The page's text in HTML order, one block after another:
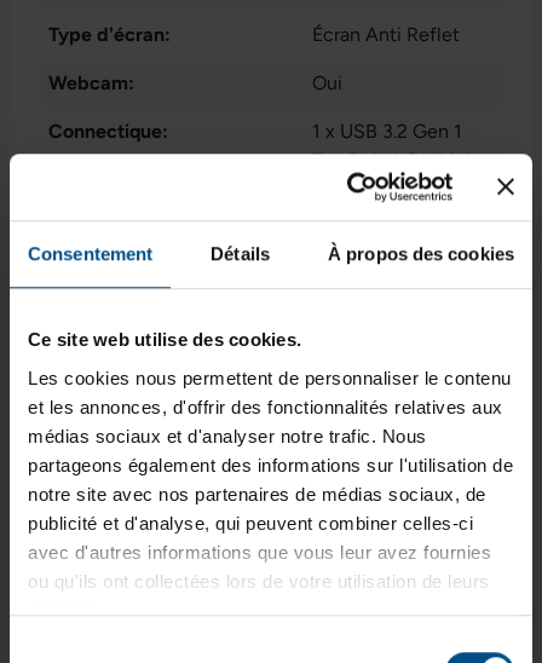
Consentement Détails À propos des cookies
Ce site web utilise des cookies.
Les cookies nous permettent de personnaliser le contenu
et les annonces, d'offrir des fonctionnalités relatives aux
médias sociaux et d'analyser notre trafic. Nous
partageons également des informations sur l'utilisation de
notre site avec nos partenaires de médias sociaux, de
publicité et d'analyse, qui peuvent combiner celles-ci
avec d'autres informations que vous leur avez fournies
ou qu'ils ont collectées lors de votre utilisation de leurs
services.
Type d'écran: Écran Anti Reflet
Webcam: Oui
Connectique:
1 x USB 3.2 Gen 1
Typ B, 1x HDMI 1.4,
1x USB 3.1 Gen 1
Typ-C, 1x USB 3.1
Gen 2 Typ-C, 1x
Afficher plus
14,0 pouces
Résolution de l'écran: 1920 x 1080 FHD
Disposition du clavier:
Puce graphique intégrée:
Intel® UHD Graphics
for 8th Gen Intel®
Processors
Programme de partenariat: Non
Lancement sur le marché:
GTIN/EAN : 3701157141871